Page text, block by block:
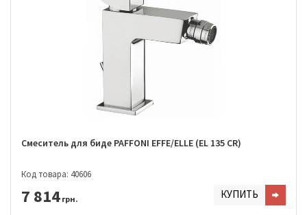
Смеситель для биде PAFFONI EFFE/ELLE (EL 135 CR)
Код товара: 40606
7 814 грн. КУПИТЬ